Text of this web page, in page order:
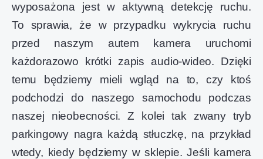
wyposażona jest w aktywną detekcję ruchu.
To sprawia, że w przypadku wykrycia ruchu
przed naszym autem kamera uruchomi
każdorazowo krótki zapis audio-wideo. Dzięki
temu będziemy mieli wgląd na to, czy ktoś
podchodzi do naszego samochodu podczas
naszej nieobecności. Z kolei tak zwany tryb
parkingowy nagra każdą stłuczkę, na przykład
wtedy, kiedy będziemy w sklepie. Jeśli kamera